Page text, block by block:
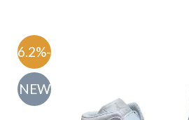
-46.2%
NEW